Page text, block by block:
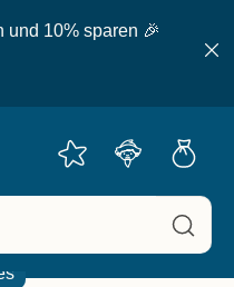
und 10% sparen 🎉